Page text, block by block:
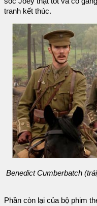
tranh kết thúc.
Benedict Cumberbatch
Phần còn lại của bộ phim